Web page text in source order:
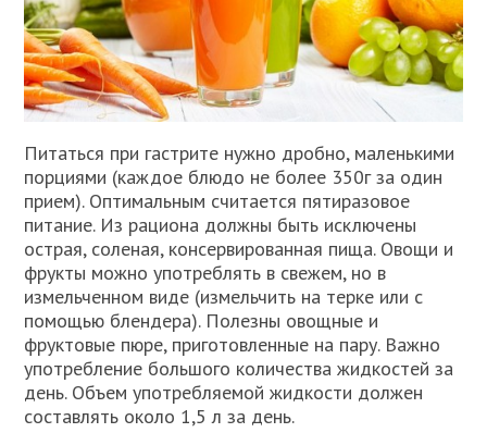
Питаться при гастрите нужно дробно, маленькими
порциями (каждое блюдо не более 350г за один
прием). Оптимальным считается пятиразовое
питание. Из рациона должны быть исключены
острая, соленая, консервированная пища. Овощи и
фрукты можно употреблять в свежем, но в
измельченном виде (измельчить на терке или с
помощью блендера). Полезны овощные и
фруктовые пюре, приготовленные на пару. Важно
употребление большого количества жидкостей за
день. Объем употребляемой жидкости должен
составлять около 1,5 л за день.